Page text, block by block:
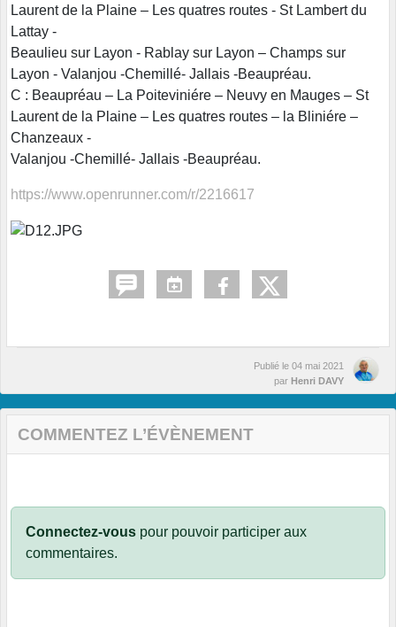
Laurent de la Plaine – Les quatres routes - St Lambert du
Lattay -
Beaulieu sur Layon - Rablay sur Layon – Champs sur
Layon - Valanjou -Chemillé- Jallais -Beaupréau.
C : Beaupréau – La Poiteviniére – Neuvy en Mauges – St
Laurent de la Plaine – Les quatres routes – la Bliniére –
Chanzeaux -
Valanjou -Chemillé- Jallais -Beaupréau.
https://www.openrunner.com/r/2216617
Publié le 04 mai 2021
par Henri DAVY
COMMENTEZ L’ÉVÈNEMENT
Connectez-vous pour pouvoir participer aux
commentaires.